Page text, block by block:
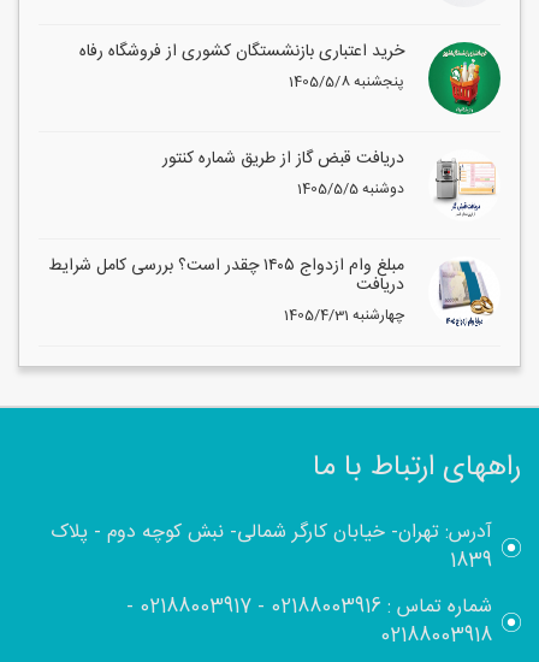
خرید اعتباری بازنشستگان کشوری از فروشگاه رفاه
1405/5/8 پنجشنبه
دریافت قبض گاز از طریق شماره کنتور
1405/5/5 دوشنبه
مبلغ وام ازدواج ۱۴۰۵ چقدر است؟ بررسی کامل شرایط
دریافت
1405/4/31 چهارشنبه
راههای ارتباط با ما
آدرس: تهران- خیابان کارگر شمالی- نبش کوچه دوم - پلاک
1839
شماره تماس :02188003916
-
02188003917
-
02188003918